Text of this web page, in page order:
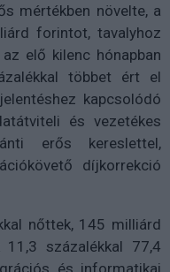
mértékben növelte, a
forintot, tavalyhoz
elő kilenc hónapban
többet ért el
kapcsolódó
és vezetékes
erős kereslettel,
díjkorrekció
nőttek, 145 milliárd
százalékkal 77,4
és informatikai